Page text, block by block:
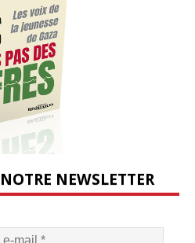
NEWSLETTER